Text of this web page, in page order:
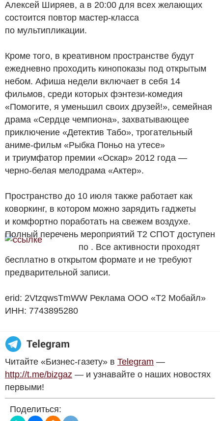
Алексей Ширяев, а в 20:00 для всех желающих
состоится повтор мастер-класса
по мультипликации.
Кроме того, в креативном пространстве будут
ежедневно проходить кинопоказы под открытым
небом. Афиша недели включает в себя 14
фильмов, среди которых фэнтези-комедия
«Помогите, я уменьшил своих друзей!», семейная
драма «Сердце чемпиона», захватывающее
приключение «Детектив Табо», трогательный
аниме-фильм «Рыбка Поньо на утесе»
и триумфатор премии «Оскар» 2012 года —
черно-белая мелодрама «Актер».
Пространство до 10 июля также работает как
коворкинг, в котором можно зарядить гаджеты
и комфортно поработать на свежем воздухе.
Полный перечень мероприятий T2 СПОТ доступен
по . Все активности проходят
бесплатно в открытом формате и не требуют
предварительной записи.
erid: 2VtzqwsTmWW Реклама ООО «T2 Мобайл»
ИНН: 7743895280
Читайте «Бизнес-газету» в Telegram —
http://t.me/bizgaz — и узнавайте о наших новостях
первыми!
Поделиться: